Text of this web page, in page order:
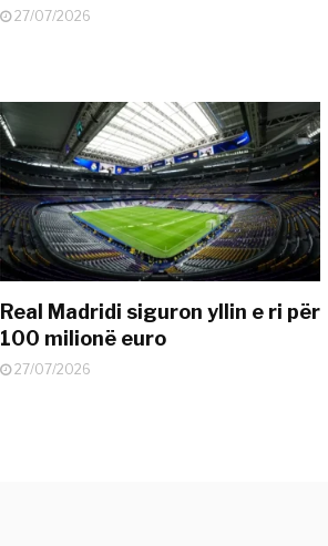
27/07/2026
Real Madridi siguron yllin e ri për
100 milionë euro
27/07/2026